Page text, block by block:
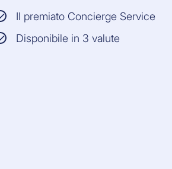
Il premiato Concierge Service
Disponibile in 3 valute